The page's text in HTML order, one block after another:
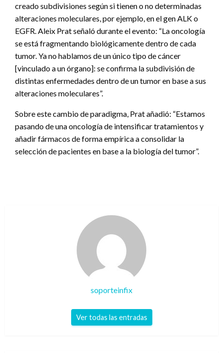
creado subdivisiones según si tienen o no determinadas
alteraciones moleculares, por ejemplo, en el gen ALK o
EGFR. Aleix Prat señaló durante el evento: “La oncología
se está fragmentando biológicamente dentro de cada
tumor. Ya no hablamos de un único tipo de cáncer
[vinculado a un órgano]: se confirma la subdivisión de
distintas enfermedades dentro de un tumor en base a sus
alteraciones moleculares”.
Sobre este cambio de paradigma, Prat añadió: “Estamos
pasando de una oncología de intensificar tratamientos y
añadir fármacos de forma empírica a consolidar la
selección de pacientes en base a la biología del tumor”.
soporteinfix
Ver todas las entradas